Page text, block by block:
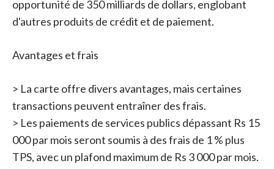
opportunité de 350 milliards de dollars, englobant
d'autres produits de crédit et de paiement.
Avantages et frais
> La carte offre divers avantages, mais certaines
transactions peuvent entraîner des frais.
> Les paiements de services publics dépassant Rs 15
000 par mois seront soumis à des frais de 1 % plus
TPS, avec un plafond maximum de Rs 3 000 par mois.